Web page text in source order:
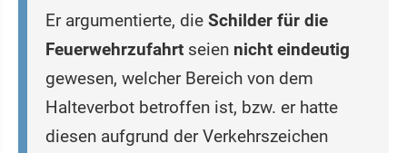
Er argumentierte, die Schilder für die
Feuerwehrzufahrt seien nicht eindeutig
gewesen, welcher Bereich von dem
Halteverbot betroffen ist, bzw. er hatte
diesen aufgrund der Verkehrszeichen